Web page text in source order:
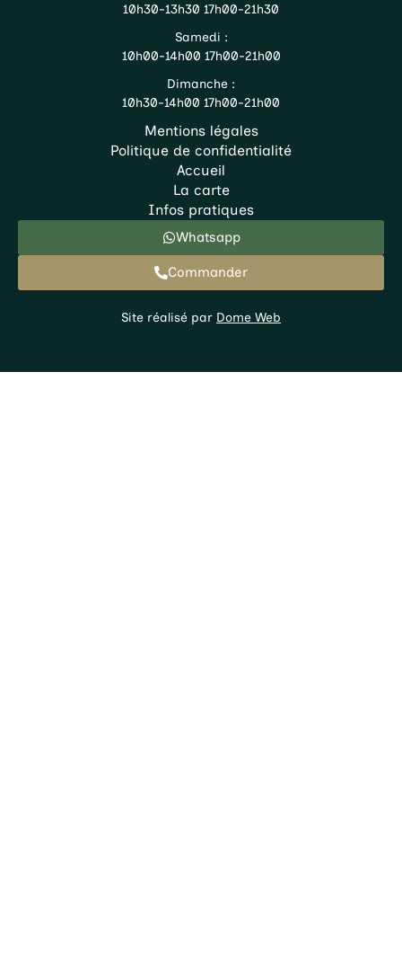
10h30-13h30 17h00-21h30
Samedi :
10h00-14h00 17h00-21h00
Dimanche :
10h30-14h00 17h00-21h00
Commander
Whatsapp
Accueil
La carte
Infos pratiques
Mentions légales
Politique de confidentialité
Site réalisé par Dome Web